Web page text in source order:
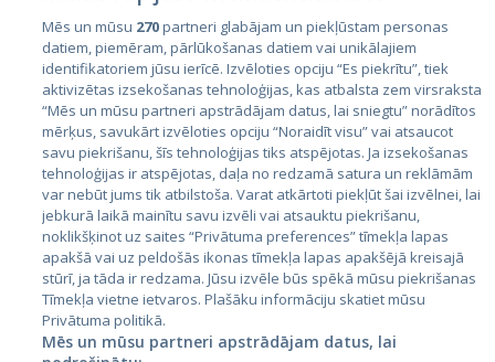
Valstis
Igaunija
Latvija
Lietuva
Mēs un mūsu 270partneri glabājam un piekļūstam personas
datiem, piemēram, pārlūkošanas datiem vai unikālajiem
identifikatoriem jūsu ierīcē. Izvēloties opciju “Es piekrītu”, tiek
aktivizētas izsekošanas tehnoloģijas, kas atbalsta zem virsraksta
“Mēs un mūsu partneri apstrādājam datus, lai sniegtu” norādītos
mērķus, savukārt izvēloties opciju “Noraidīt visu” vai atsaucot
savu piekrišanu, šīs tehnoloģijas tiks atspējotas. Ja izsekošanas
tehnoloģijas ir atspējotas, daļa no redzamā satura un reklāmām
var nebūt jums tik atbilstoša. Varat atkārtoti piekļūt šai izvēlnei, lai
jebkurā laikā mainītu savu izvēli vai atsauktu piekrišanu,
noklikšķinot uz saites “Privātuma preferences” tīmekļa lapas
apakšā vai uz peldošās ikonas tīmekļa lapas apakšējā kreisajā
stūrī, ja tāda ir redzama. Jūsu izvēle būs spēkā mūsu piekrišanas
Tīmekļa vietne ietvaros. Plašāku informāciju skatiet mūsu
Privātuma politikā.
Mēs un mūsu partneri apstrādājam datus, lai